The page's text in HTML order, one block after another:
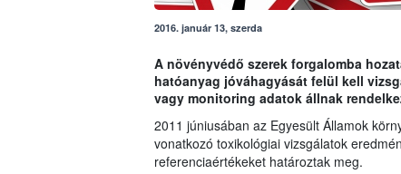
2016. január 13, szerda
A növényvédő szerek forgalomba
hatóanyag jóváhagyását felül kell
vagy monitoring adatok állnak
2011 júniusában az Egyesült Államok
vonatkozó toxikológiai vizsgálatok
referenciaértékeket határoztak meg.